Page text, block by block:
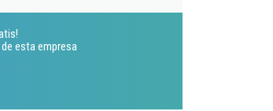
esta empresa